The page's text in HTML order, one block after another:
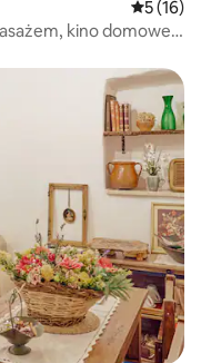
Średnia
5 (16)
kino domowe
gości